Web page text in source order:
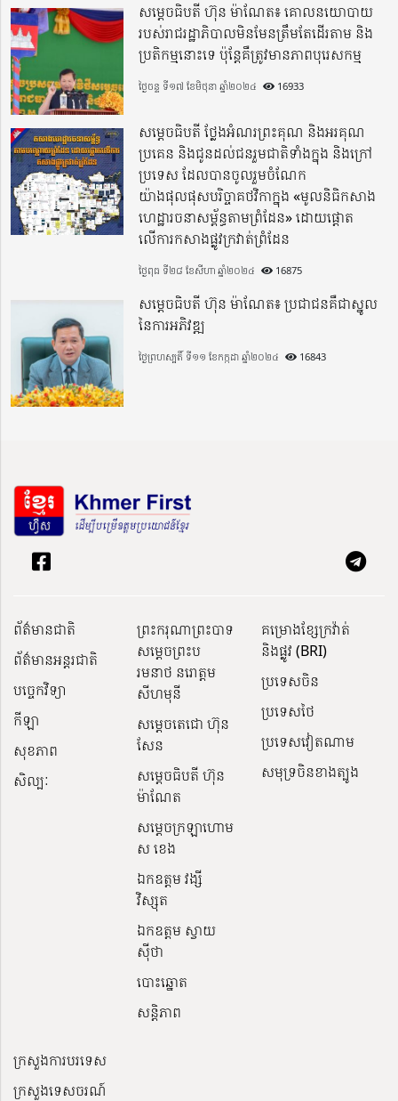
សម្តេចធិបតី ហ៊ុន ម៉ាណែត៖ គោលនយោបាយ
របស់រាជរដ្ឋាភិបាលមិនមែនត្រឹមតែដើរតាម និង
ប្រតិកម្មនោះទេ ប៉ុន្តែគឺត្រូវមានភាពបុរេសកម្ម
ថ្ងៃចន្ទ ទី១៧ ខែមិថុនា ឆ្នាំ២០២៤ 16933
សម្តេចធិបតី ថ្លែងអំណរព្រះគុណ និងអរគុណ
ប្រគេន និងជូនដល់ជនរួមជាតិទាំងក្នុង​ និងក្រៅ
ប្រទេស​ ដែលបានចូលរួមចំណែក
យ៉ាងផុលផុសបរិច្ចាគថវិកាក្នុង «មូលនិធិកសាង
ហេដ្ឋារចនាសម្ព័ន្ធតាមព្រំដែន» ដោយផ្ដោត
លើការកសាងផ្លូវក្រវាត់ព្រំដែន
ថ្ងៃពុធ ទី២៨ ខែសីហា ឆ្នាំ២០២៤ 16875
សម្តេចធិបតី ហ៊ុន ម៉ាណែត៖ ប្រជាជនគឺជាស្នូល
នៃការអភិវឌ្ឍ
ថ្ងៃព្រហស្បតិ៍ ទី១១ ខែកក្កដា ឆ្នាំ២០២៤ 16843
ព័ត៌មានជាតិ
ព័ត៌មានអន្តរជាតិ
បច្ចេកវិទ្យា
កីឡា
សុខភាព
សិល្បៈ
ព្រះករុណាព្រះបាទ
សម្តេចព្រះប
រមនាថ នរោត្តម
សីហមុនី
សម្តេចតេជោ ហ៊ុន
សែន
សម្ដេចធិបតី ហ៊ុន
ម៉ាណែត
សម្ដេចក្រឡាហោម
ស ខេង
ឯកឧត្តម វង្សី
វិស្សុត
ឯកឧត្តម ស្វាយ
ស៊ីថា
បោះឆ្នោត
សន្តិភាព
គម្រោងខ្សែក្រវ៉ាត់
និងផ្លូវ (BRI)
ប្រទេសចិន
ប្រទេសថៃ
ប្រទេសវៀតណាម
សមុទ្រចិនខាងត្បូង
ក្រសួងការបរទេស
ក្រសួងទេសចរណ៍